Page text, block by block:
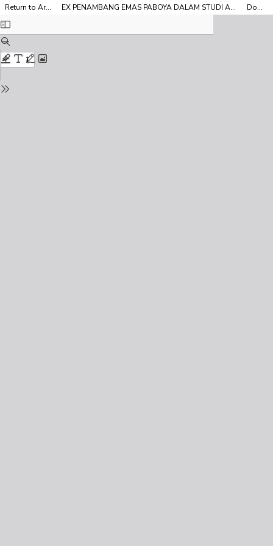
Return to Article Details EX PENAMBANG EMAS PABOYA DALAM STUDI ANTROPOLOGI EKONOMI MASYARAKAT Download